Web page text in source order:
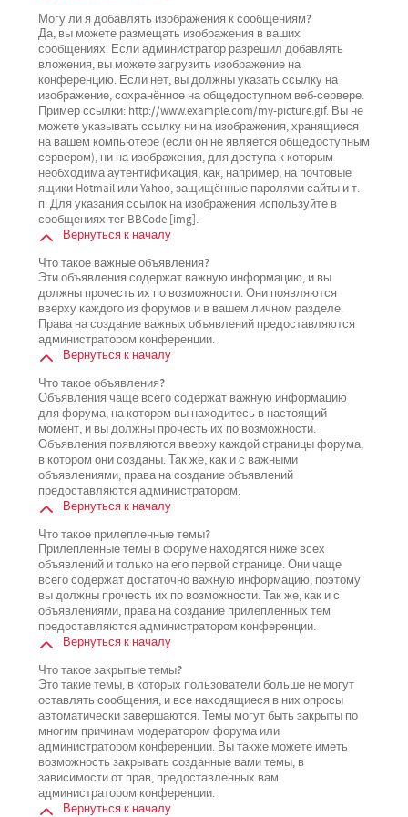
Могу ли я добавлять изображения к сообщениям?
Да, вы можете размещать изображения в ваших
сообщениях. Если администратор разрешил добавлять
вложения, вы можете загрузить изображение на
конференцию. Если нет, вы должны указать ссылку на
изображение, сохранённое на общедоступном веб-сервере.
Пример ссылки: http://www.example.com/my-picture.gif. Вы не
можете указывать ссылку ни на изображения, хранящиеся
на вашем компьютере (если он не является общедоступным
сервером), ни на изображения, для доступа к которым
необходима аутентификация, как, например, на почтовые
ящики Hotmail или Yahoo, защищённые паролями сайты и т.
п. Для указания ссылок на изображения используйте в
сообщениях тег BBCode [img].
Вернуться к началу
Что такое важные объявления?
Эти объявления содержат важную информацию, и вы
должны прочесть их по возможности. Они появляются
вверху каждого из форумов и в вашем личном разделе.
Права на создание важных объявлений предоставляются
администратором конференции.
Вернуться к началу
Что такое объявления?
Объявления чаще всего содержат важную информацию
для форума, на котором вы находитесь в настоящий
момент, и вы должны прочесть их по возможности.
Объявления появляются вверху каждой страницы форума,
в котором они созданы. Так же, как и с важными
объявлениями, права на создание объявлений
предоставляются администратором.
Вернуться к началу
Что такое прилепленные темы?
Прилепленные темы в форуме находятся ниже всех
объявлений и только на его первой странице. Они чаще
всего содержат достаточно важную информацию, поэтому
вы должны прочесть их по возможности. Так же, как и с
объявлениями, права на создание прилепленных тем
предоставляются администратором конференции.
Вернуться к началу
Что такое закрытые темы?
Это такие темы, в которых пользователи больше не могут
оставлять сообщения, и все находящиеся в них опросы
автоматически завершаются. Темы могут быть закрыты по
многим причинам модератором форума или
администратором конференции. Вы также можете иметь
возможность закрывать созданные вами темы, в
зависимости от прав, предоставленных вам
администратором конференции.
Вернуться к началу